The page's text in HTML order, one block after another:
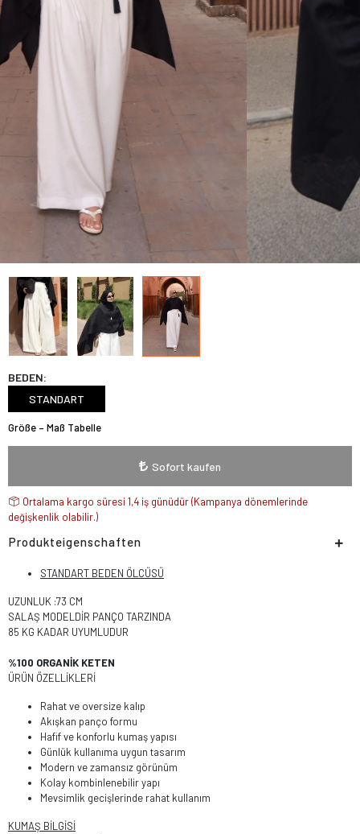
BEDEN:
STANDART
Größe – Maß Tabelle
Sofort kaufen
Ortalama kargo süresi 1,4 iş günüdür (Kampanya dönemlerinde
değişkenlik olabilir.)
Produkteigenschaften
STANDART BEDEN ÖLCÜSÜ
UZUNLUK :73 CM
SALAŞ MODELDİR PANÇO TARZINDA
85 KG KADAR UYUMLUDUR
%100 ORGANİK KETEN
ÜRÜN ÖZELLİKLERİ
Rahat ve oversize kalıp
Akışkan panço formu
Hafif ve konforlu kumaş yapısı
Günlük kullanıma uygun tasarım
Modern ve zamansız görünüm
Kolay kombinlenebilir yapı
Mevsimlik gecişlerinde rahat kullanım
KUMAŞ BİLGİSİ